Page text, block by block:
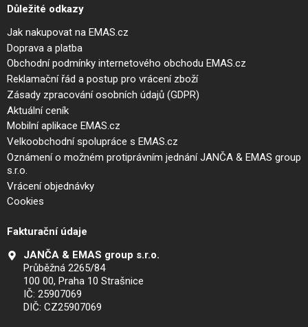
Důležité odkazy
Jak nakupovat na EMAS.cz
Doprava a platba
Obchodní podmínky internetového obchodu EMAS.cz
Reklamační řád a postup pro vrácení zboží
Zásady zpracování osobních údajů (GDPR)
Aktuální ceník
Mobilní aplikace EMAS.cz
Velkoobchodní spolupráce s EMAS.cz
Oznámení o možném protiprávním jednání JANČA & EMAS group
s.r.o.
Vrácení objednávky
Cookies
Fakturační údaje
JANČA & EMAS group s.r.o.
Průběžná 2265/84
100 00, Praha 10 Strašnice
IČ: 25907069
DIČ: CZ25907069